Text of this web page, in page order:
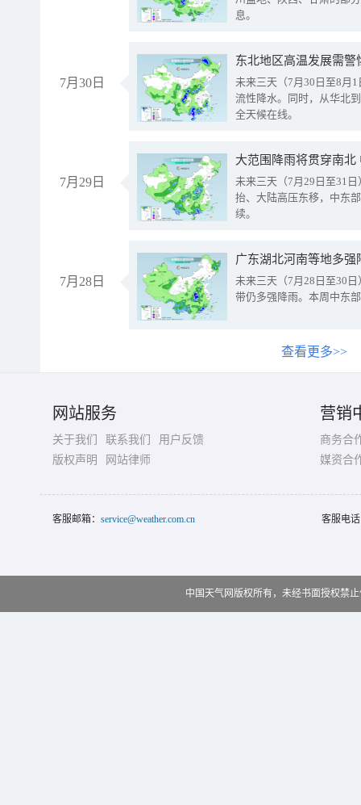
息。
7月30日
东北地区高温发展需
未来三天（7月30日至8月
流性降水。同时，从华北
全天候在线。
7月29日
大范围降雨将贯穿南
未来三天（7月29日至31
抬、大陆高压东移，中东
续。
7月28日
广东湖北河南等地多
未来三天（7月28日至30
带仍多强降雨。本周中东
查看更多>>
网站服务
关于我们 联系我们
用户反馈
版权声明
网站律师
营销
商务合
媒资合
客服邮箱： service@weather.com.cn 客服电
中国天气网版权所有，未经书面授权